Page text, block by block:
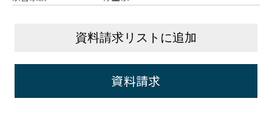
資料請求リストに追加
資料請求